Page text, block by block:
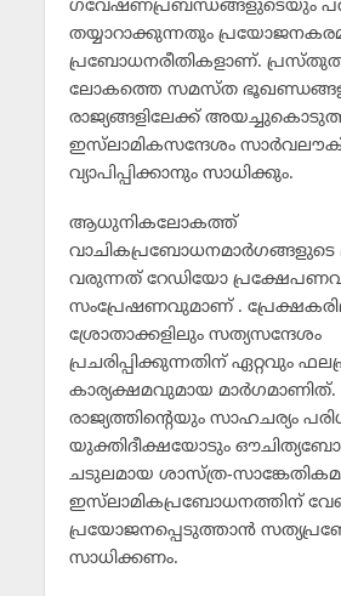
ഗവേഷണപ്രബന്ധങ്ങളുടെയും
തയ്യാറാക്കുന്നതും
പ്രബോധനരീതികളാണ്.
ലോകത്തെ സമസ്ത
രാജ്യങ്ങളിലേക്ക്
ഇസ്‌ലാമികസന്ദേശം
വ്യാപിപ്പിക്കാനും സാധിക്കും.
ആധുനികലോകത്ത്
വരുന്നത് റേഡിയോ
സംപ്രേഷണവുമാണ് .
ശ്രോതാക്കളിലും സത്യസന്ദേശം
പ്രചരിപ്പിക്കുന്നതിന് ഏറ്റവും
കാര്യക്ഷമവുമായ
രാജ്യത്തിന്റെയും സാഹചര്യം
യുക്തിദീക്ഷയോടും
ചടുലമായ ശാസ്ത്ര-
ഇസ്‌ലാമികപ്രബോധനത്തിന്
പ്രയോജനപ്പെടുത്താന്‍
സാധിക്കണം.